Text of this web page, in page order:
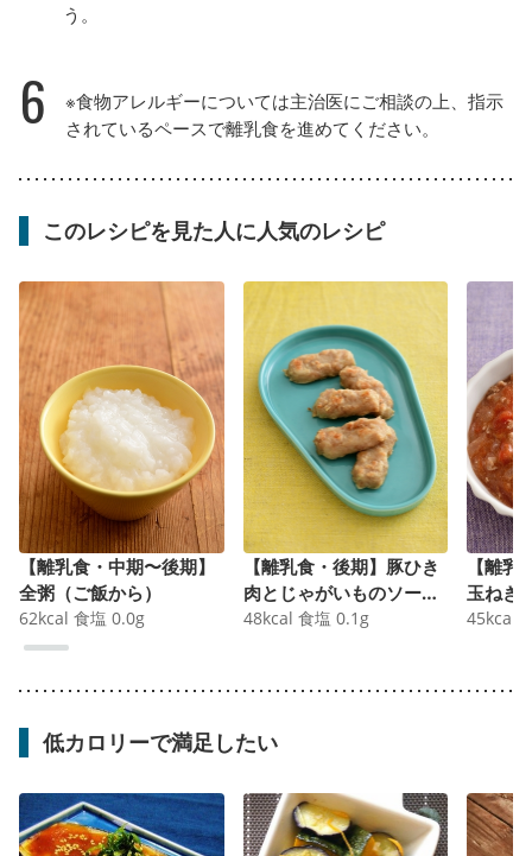
う。
6
※食物アレルギーについては主治医にご相談の上、指示
されているペースで離乳食を進めてください。
このレシピを見た人に人気のレシピ
【離乳食・中期〜後期】
全粥（ご飯から）
62kcal 食塩 0.0g
【離乳食・後期】豚ひき
肉とじゃがいものソーセ
ージ
48kcal 食塩 0.1 g
【離
玉ねぎ
45kcal
低カロリーで満足したい